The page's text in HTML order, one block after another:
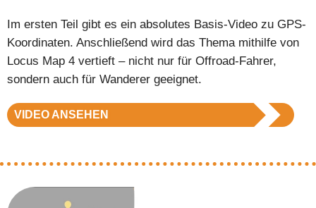
Im ersten Teil gibt es ein absolutes Basis-Video zu GPS-
Koordinaten. Anschließend wird das Thema mithilfe von
Locus Map 4 vertieft – nicht nur für Offroad-Fahrer,
sondern auch für Wanderer geeignet.
VIDEO ANSEHEN